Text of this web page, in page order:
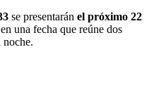
se presentarán el próximo 22
una fecha que reúne dos
noche.